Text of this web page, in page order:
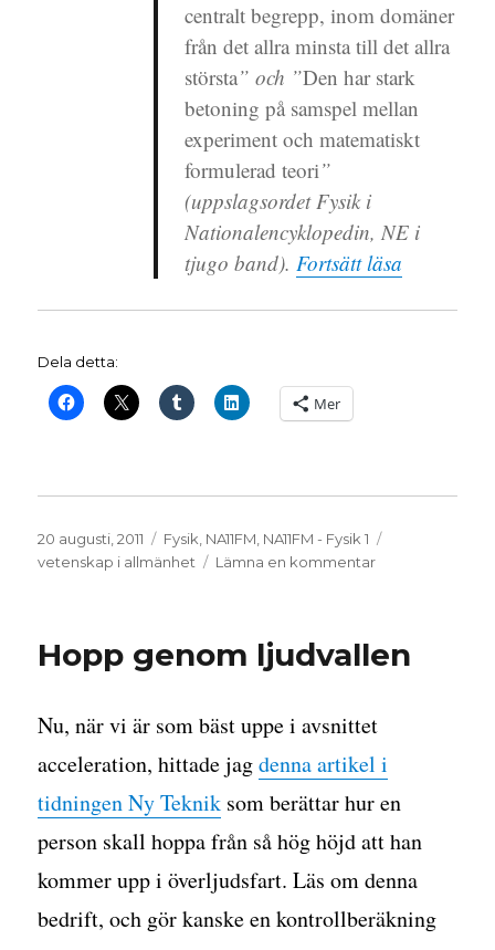
centralt begrepp, inom domäner
från det allra minsta till det allra
största” och ”Den har stark
betoning på samspel mellan
experiment och matematiskt
formulerad teori”
(uppslagsordetFysiki
Nationalencyklopedin, NE i
tjugo band).Fortsätt läsa
Dela detta:
Mer
Publicerat
den
20 augusti, 2011 Kategorier
Fysik, NA11FM, NA11FM - Fysik 1
vetenskap i allmänhet
Lämna en kommentartill
observationer
Hopp genom ljudvallen
Nu, när vi är som bäst uppe i avsnittet
acceleration, hittade jagdenna artikel i
tidningen Ny Teknik som berättar hur en
person skall hoppa från så hög höjd att han
kommer upp i överljudsfart. Läs om denna
bedrift, och gör kanske en kontrollberäkning